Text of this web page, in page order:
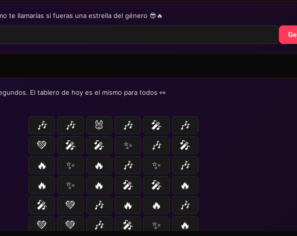
te llamarías si fueras una estrella del género 😎🔥
El tablero de hoy es el mismo para todos 👀
🎶 🎶 🐰 🎶 🎤
🎶
💚
🎤 🎤 ✨ 🎶
🎤
🔥
✨ 🔥 🎶 ✨
🎶
🔥
✨ 🔥 🎤 🎤
🔥
🎤
💚 🎶 🔥 🔥
🎶
💚
💚 🎶 🎤 ✨ 🔥